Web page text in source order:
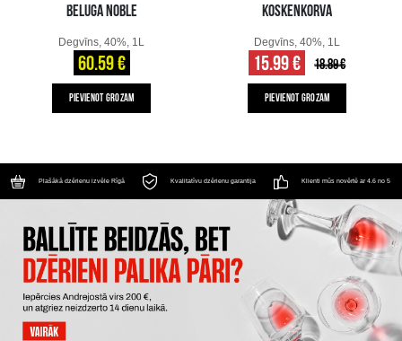
BELUGA NOBLE
Degvīns, 40%, 1L
60.59 €
PIEVIENOT GROZAM
KOSKENKORVA
Degvīns, 40%, 1L
15.99 € 18.89 €
PIEVIENOT GROZAM
Plašākā dzērienu izvēle Rīgā Kvalitatīvu dzērienu garantija Klienti mūs novērtē ar 4.6 no 5